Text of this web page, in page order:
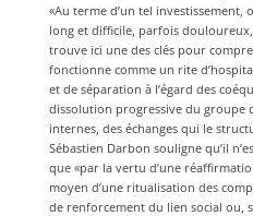
«Au terme d’un tel investissement,
long et difficile, parfois
trouve ici une des clés pour
fonctionne comme un rite
et de séparation à l’égard des
dissolution progressive du groupe
internes, des échanges qui le
Sébastien Darbon souligne qu’il
que «par la vertu d’une
moyen d’une ritualisation des
de renforcement du lien social ou,